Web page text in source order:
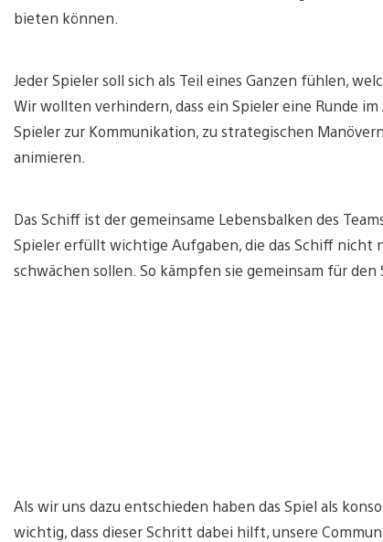
bieten können.
Jeder Spieler soll sich als Teil eines Ganzen fühlen,
Wir wollten verhindern, dass ein Spieler eine Runde
Spieler zur Kommunikation, zu strategischen
animieren.
Das Schiff ist der gemeinsame Lebensbalken des
Spieler erfüllt wichtige Aufgaben, die das Schiff nicht
schwächen sollen. So kämpfen sie gemeinsam für den
Als wir uns dazu entschieden haben das Spiel als
wichtig, dass dieser Schritt dabei hilft, unsere